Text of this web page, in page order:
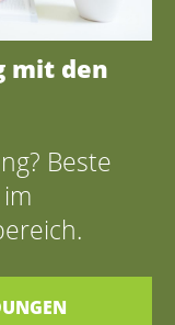
mit den
Beste